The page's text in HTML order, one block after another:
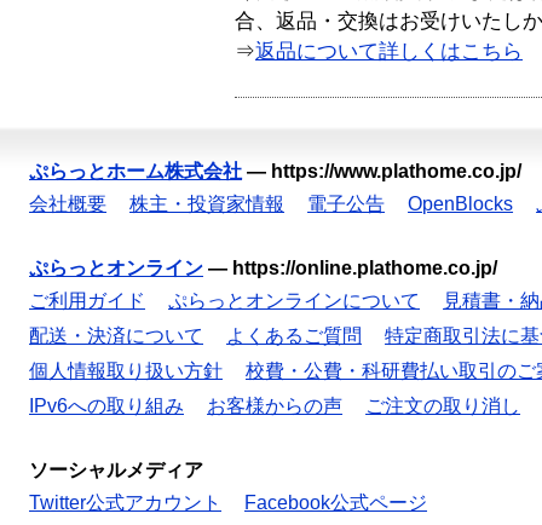
合、返品・交換はお受けいたし
⇒返品について詳しくはこちら
ぷらっとホーム株式会社 — https://www.plathome.co.jp/
会社概要
株主・投資家情報 電子公告 OpenBlocks
ぷらっとオンライン — https://online.plathome.co.jp/
ご利用ガイド
ぷらっとオンラインについて
見積書・
配送・決済について
よくあるご質問
特定商取引法に
個人情報取り扱い方針
校費・公費・科研費払い取引のご
IPv6への取り組み
お客様からの声 ご注文の取り消し
ソーシャルメディア
Twitter公式アカウント
Facebook公式ページ